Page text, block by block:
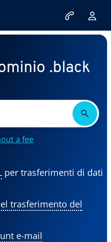
.black
a fee
per trasferimenti di dati
trasferimento del
e-mail